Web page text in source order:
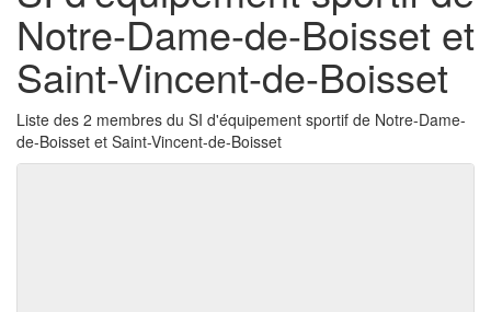
Notre-Dame-de-Boisset et
Saint-Vincent-de-Boisset
Liste des 2 membres du SI d'équipement sportif de Notre-Dame-
de-Boisset et Saint-Vincent-de-Boisset